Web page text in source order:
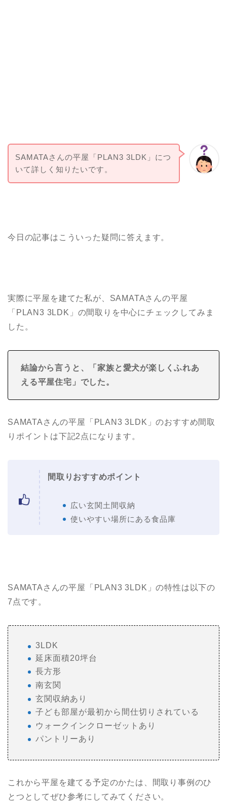
SAMATAさんの平屋「PLAN3 3LDK」につ
いて詳しく知りたいです。
今日の記事はこういった疑問に答えます。
実際に平屋を建てた私が、SAMATAさんの平屋
「PLAN3 3LDK」の間取りを中心にチェックしてみま
した。
結論から言うと、「家族と愛犬が楽しくふれあ
える平屋住宅 」でした。
SAMATAさんの平屋「PLAN3 3LDK」のおすすめ間取
りポイントは下記2点になります。
間取りおすすめポイント
広い玄関土間収納
使いやすい場所にある食品庫
SAMATAさんの平屋「PLAN3 3LDK」の特性は以下の
7点です。
3LDK
延床面積20坪台
長方形
南玄関
玄関収納あり
子ども部屋が最初から間仕切りされている
ウォークインクローゼットあり
パントリーあり
これから平屋を建てる予定のかたは、間取り事例のひ
とつとしてぜひ参考にしてみてください。